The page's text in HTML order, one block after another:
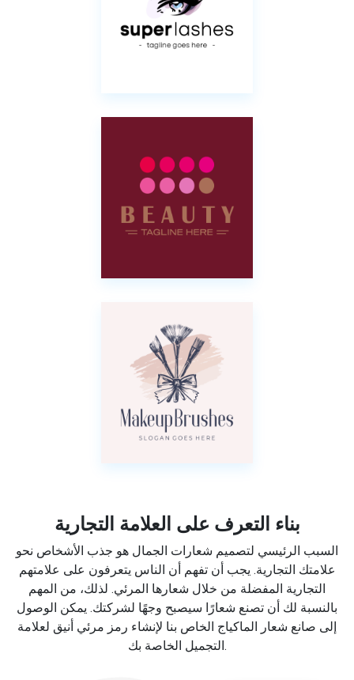
بناء التعرف على العلامة التجارية
السبب الرئيسي لتصميم شعارات الجمال هو جذب الأشخاص نحو
علامتك التجارية. يجب أن تفهم أن الناس يتعرفون على علامتهم
التجارية المفضلة من خلال شعارها المرئي. لذلك، من المهم
بالنسبة لك أن تصنع شعارًا سيصبح وجهًا لشركتك. يمكن الوصول
إلى صانع شعار الماكياج الخاص بنا لإنشاء رمز مرئي أنيق لعلامة
التجميل الخاصة بك.